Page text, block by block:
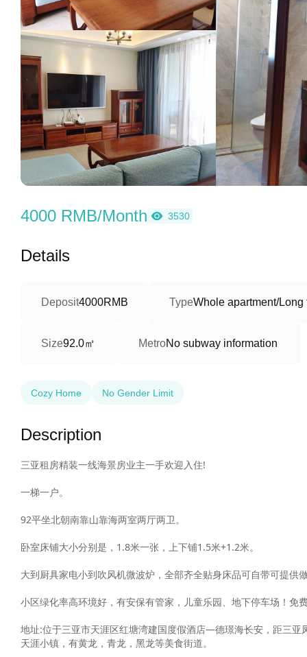
4000 RMB/Month 3530
Details
Deposit4000RMB TypeWhole apartment/Long
Size92.0㎡ MetroNo subway information
Cozy Home No Gender Limit
Description
三亚租房精装一线海景房业主一手欢迎入住!
一梯一户。
92平坐北朝南靠山靠海两室两厅两卫。
卧室床铺大小分别是，1.8米一张，上下铺1.5米+1.2米。
大到厨具家电小到吹风机微波炉，全部齐全贴身床品可自带可提供
小区绿化率高环境好，有安保有管家，儿童乐园、地下停车场！
地址:位于三亚市天涯区红塘湾建国度假酒店—德璟海长安，距三
天涯小镇，有黄龙，青龙，黑龙等美食街道。